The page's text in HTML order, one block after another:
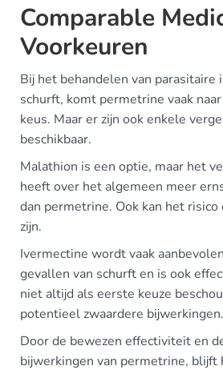
Comparable
Voorkeuren
Bij het behandelen van parasitaire
schurft, komt permetrine vaak
keus. Maar er zijn ook enkele
beschikbaar.
Malathion is een optie, maar het
heeft over het algemeen meer
dan permetrine. Ook kan het
zijn.
Ivermectine wordt vaak
gevallen van schurft en is ook
niet altijd als eerste keuze
potentieel zwaardere bijwerkingen.
Door de bewezen effectiviteit en
bijwerkingen van permetrine, blijft